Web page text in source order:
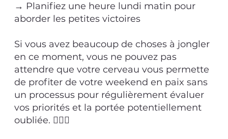
→ Planifiez une heure lundi matin pour
aborder les petites victoires
Si vous avez beaucoup de choses à jongler
en ce moment, vous ne pouvez pas
attendre que votre cerveau vous permette
de profiter de votre weekend en paix sans
un processus pour régulièrement évaluer
vos priorités et la portée potentiellement
oubliée. 💆🏻‍♂️